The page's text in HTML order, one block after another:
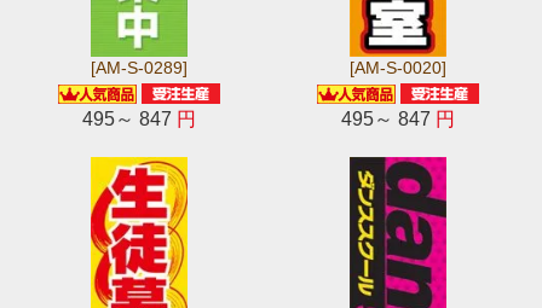
[AM-S-0289]
495～ 847 円
[AM-S-0020]
495～ 847 円